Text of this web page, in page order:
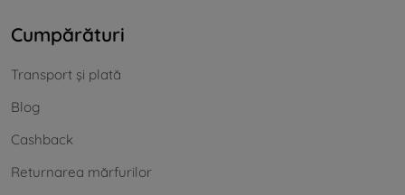
Cumpărături
Transport și plată
Blog
Cashback
Returnarea mărfurilor